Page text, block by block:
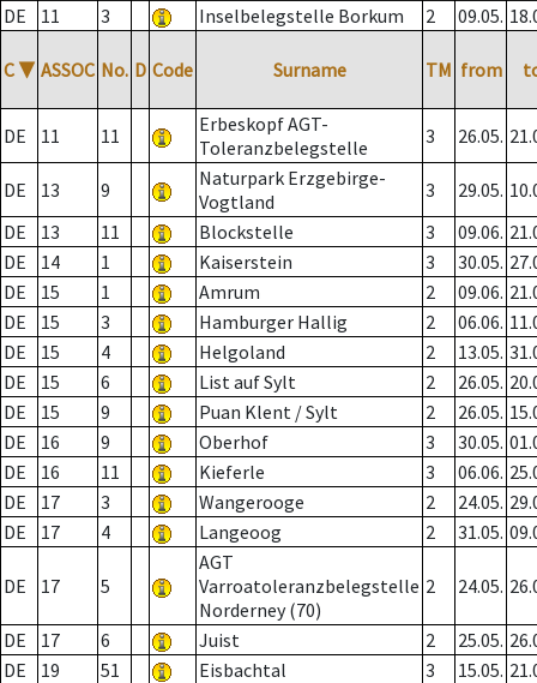
DE
11 3 Inselbelegstelle Borkum 2 09.05.
C ▼ ASSOC No. D Code Surname TM from
DE 11 11
Erbeskopf AGT-
Toleranzbelegstelle
3 26.05.
DE 13 9
Naturpark Erzgebirge-
Vogtland
3 29.05.
DE
13 11 Blockstelle 3 09.06.
DE
14 1 Kaiserstein 3 30.05.
DE
15 1 Amrum 2 09.06.
DE
15 3 Hamburger Hallig 2 06.06.
DE
15 4 Helgoland 2 13.05.
DE
15 6 List auf Sylt 2 26.05.
DE
15 9 Puan Klent / Sylt 2 26.05.
DE
16 9 Oberhof 3 30.05.
DE
16 11 Kieferle 3 06.06.
DE
17 3 Wangerooge 2 24.05.
DE
17 4 Langeoog 2 31.05.
DE 17 5
AGT
Varroatoleranzbelegstelle
Norderney (70)
2 24.05.
DE 17 6 Juist 2 25.05.
DE
19 51 Eisbachtal 3 15.05.